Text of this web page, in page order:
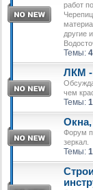
работ
другие
Темы:
ЛКМ -
чем
Темы:
Окна,
Форум
зеркал.
Темы: